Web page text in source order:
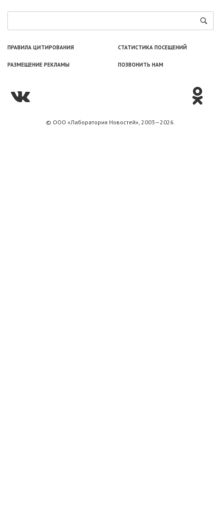
ПРАВИЛА ЦИТИРОВАНИЯ СТАТИСТИКА ПОСЕЩЕНИЙ
РАЗМЕЩЕНИЕ РЕКЛАМЫ ПОЗВОНИТЬ НАМ
© ООО «Лаборатория Новоcтей», 2003—2026.